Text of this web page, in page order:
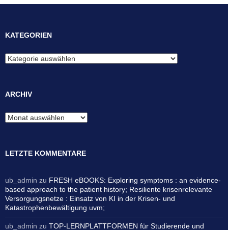
KATEGORIEN
Kategorien
ARCHIV
Archiv
LETZTE KOMMENTARE
ub_admin zu FRESH eBOOKS: Exploring symptoms : an evidence-
based approach to the patient history; Resiliente krisenrelevante
Versorgungsnetze : Einsatz von KI in der Krisen- und
Katastrophenbewältigung uvm;
ub_admin zu TOP-LERNPLATTFORMEN für Studierende und